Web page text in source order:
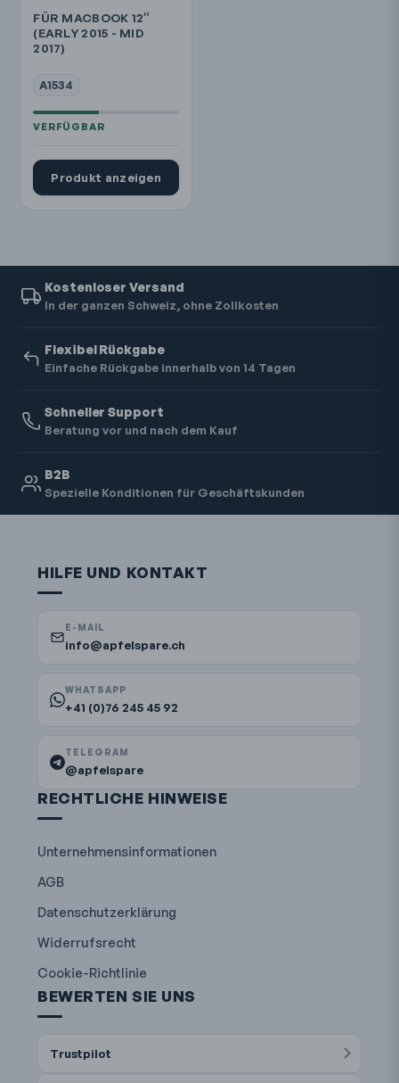
FÜR MACBOOK 12″
(EARLY 2015 - MID
2017)
A1534
Produkt anzeigen
Kostenloser Versand
In der ganzen Schweiz, ohne Zollkosten
Flexibel Rückgabe
Einfache Rückgabe innerhalb von 14 Tagen
Schneller Support
Beratung vor und nach dem Kauf
B2B
Spezielle Konditionen für Geschäftskunden
HILFE UND KONTAKT
E-MAIL
info@apfelspare.ch
WHATSAPP
+41 (0)76 245 45 92
TELEGRAM
@apfelspare
RECHTLICHE HINWEISE
Unternehmensinformationen
AGB
Datenschutzerklärung
Widerrufsrecht
Cookie-Richtlinie
BEWERTEN SIE UNS
Trustpilot